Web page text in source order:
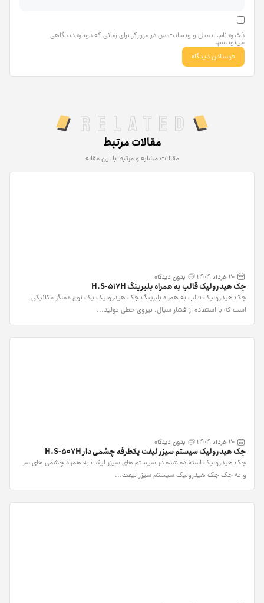
ذخیره نام، ایمیل و وبسایت من در مرورگر برای زمانی که دوباره دیدگاهی
می‌نویسم.
Related
مقالات مرتبط
مقالات مشابه و مرتبط با این مقاله
20 خرداد 1404 بدون دیدگاه
جک هیدرولیک قالب به همراه بلبرینگ H.S-517H
جک هیدرولیک قالب به همراه بلبرینگ جک هیدرولیک یک نوع عملگر مکانیکی
است که با استفاده از فشار سیال، نیروی خطی تولید...
20 خرداد 1404 بدون دیدگاه
جک هیدرولیک سیستم سیزر لیفت یکطرفه چشمی دار H.S-507H
جک هیدرولیک استفاده شده در سیستم های سیزر لیفت به همراه چشمی های سر
و ته جک جک هیدرولیک سیستم سیزر لیفت...